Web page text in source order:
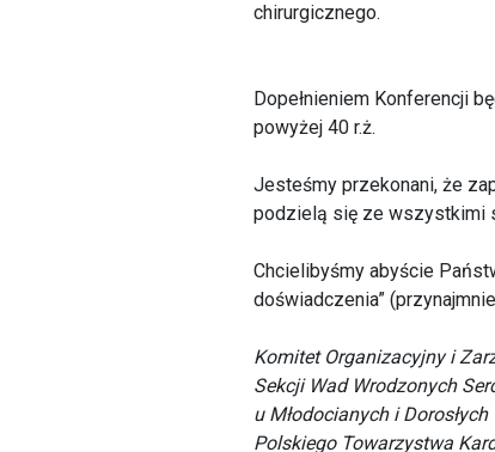
chirurgicznego.
Dopełnieniem Konferencji
powyżej 40 r.ż.
Jesteśmy przekonani, że
podzielą się ze wszystkimi
Chcielibyśmy abyście
doświadczenia”
Komitet Organizacyjny i
Sekcji Wad Wrodzonych
u Młodocianych i Dorosłych
Polskiego Towarzystwa